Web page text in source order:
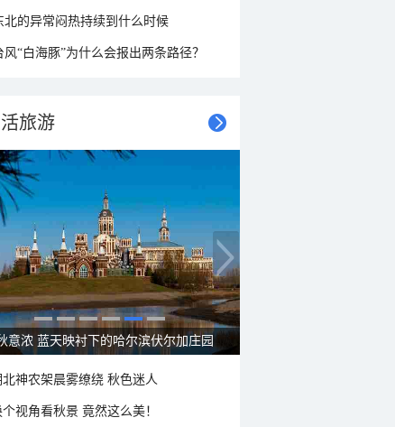
北的异常闷热持续到什么时候
风“白海豚”为什么会报出两条路径？
旅游
意浓 蓝天映衬下的哈尔滨伏尔加庄园
北神农架晨雾缭绕 秋色迷人
个视角看秋景 竟然这么美！